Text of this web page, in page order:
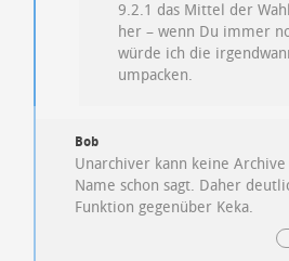
9.2.1 das Mittel der
her – wenn Du immer
würde ich die
umpacken.
Bob
Unarchiver kann keine
Name schon sagt. Daher
Funktion gegenüber Keka.